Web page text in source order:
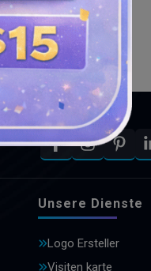
Unsere Dienste
Logo Ersteller
Visiten karte